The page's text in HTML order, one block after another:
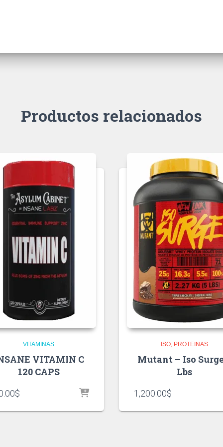
Productos relacionados
VITAMINAS
VITAMIN C
120 CAPS
$
ISO PROTEINAS
Mutant – Iso
Lbs
1,200.00$